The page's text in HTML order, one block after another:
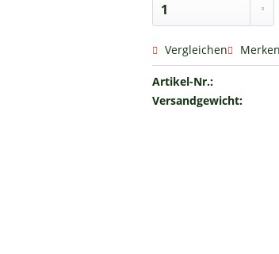
Vergleichen Merken
Artikel-Nr.:
Versandgewicht: